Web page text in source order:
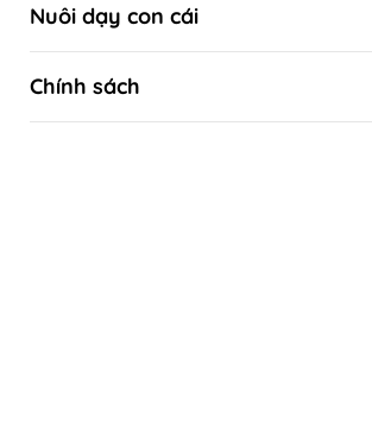
Quà tặng sinh nhật
Nuôi dạy con cái
Kiến thức nuôi con khoa học
Kiến thức khoa học về sự phát triển của trẻ
Chính sách
Liên hệ